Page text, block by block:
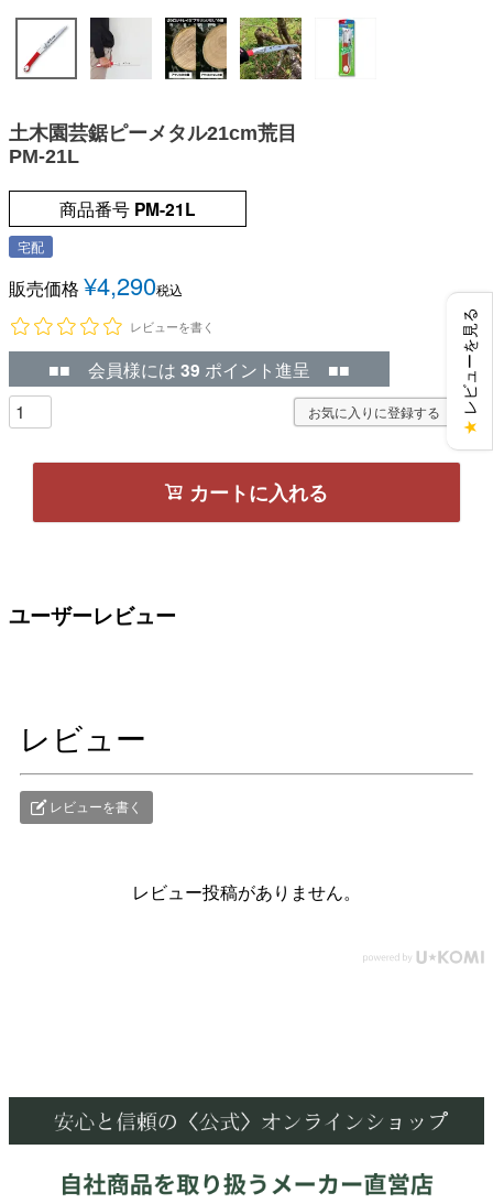
土木園芸鋸ピーメタル21cm荒目
PM-21L
商品番号 PM-21L
宅配
販売価格 ¥4,290税込
レビューを書く
■■ 会員様には 39 ポイント進呈 ■■
お気に入りに登録する
カートに入れる
ユーザーレビュー
レビュー
レビューを書く
レビュー投稿がありません。
★
レビューを見る